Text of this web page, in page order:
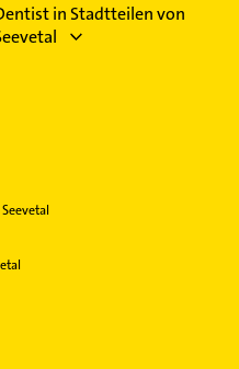
in Stadtteilen von